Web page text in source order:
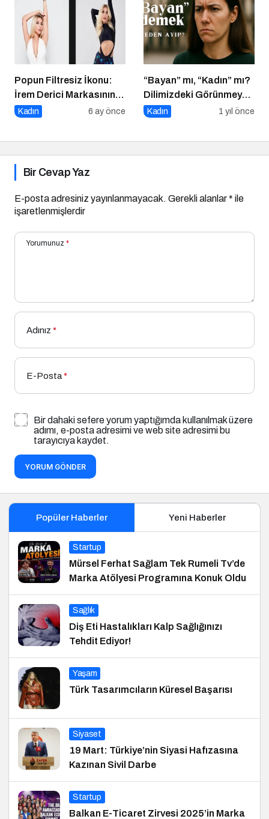
“Volume Up Mascara”
Popun Filtresiz İkonu:
İrem Derici Markasının
Genetik Kodları Çözüldü
Kadın 6 ay önce
“Bayan” mı, “Kadın” mı?
Dilimizdeki Görünmeyen
Cinsiyet Ayrımı
Kadın 1 yıl önce
Bir Cevap Yaz
E-posta adresiniz yayınlanmayacak. Gerekli alanlar* ile
işaretlenmişlerdir
Yorumunuz *
Adınız *
E-Posta*
Bir dahaki sefere yorum yaptığımda kullanılmak üzere
adımı, e-posta adresimi ve web site adresimi bu
tarayıcıya kaydet.
YORUM GÖNDER
Popüler Haberler Yeni Haberler
Startup
Mürsel Ferhat Sağlam Tek Rumeli Tv’de
Marka Atölyesi Programına Konuk Oldu
Sağlık
Diş Eti Hastalıkları Kalp Sağlığınızı
Tehdit Ediyor!
Yaşam
Türk Tasarımcıların Küresel Başarısı
Siyaset
19 Mart: Türkiye’nin Siyasi Hafızasına
Kazınan Sivil Darbe
Startup
Balkan E-Ticaret Zirvesi 2025’in Marka